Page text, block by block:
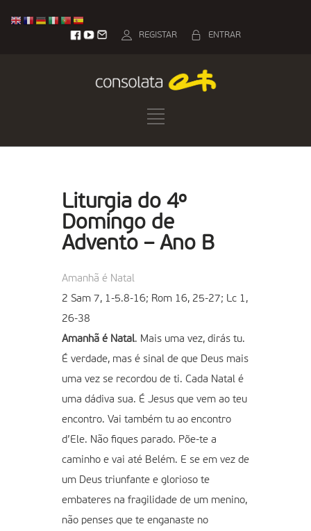
ENTRAR
REGISTAR
Liturgia do 4º
Domingo de
Advento – Ano B
Amanhã é Natal
2 Sam 7, 1-5.8-16; Rom 16, 25-27; Lc 1,
26-38
Amanhã é Natal. Mais uma vez, dirás tu.
É verdade, mas é sinal de que Deus mais
uma vez se recordou de ti. Cada Natal é
uma dádiva sua. É Jesus que vem ao teu
encontro. Vai também tu ao encontro
d’Ele. Não fiques parado. Põe-te a
caminho e vai até Belém. E se em vez de
um Deus triunfante e glorioso te
embateres na fragilidade de um menino,
não penses que te enganaste no